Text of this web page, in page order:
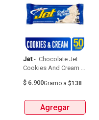
Jet - Chocolate Jet
Cookies And Cream
$ 6.900Gramo a $138
Agregar